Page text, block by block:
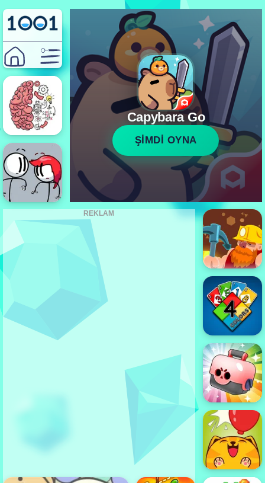
Capybara Go
ŞİMDİ OYNA
REKLAM